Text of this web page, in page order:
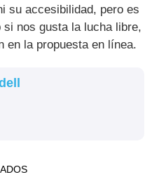
su accesibilidad, pero es
nos gusta la lucha libre,
en la propuesta en línea.